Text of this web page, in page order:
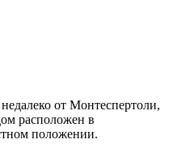
от Монтеспертоли,
расположен в
положении.